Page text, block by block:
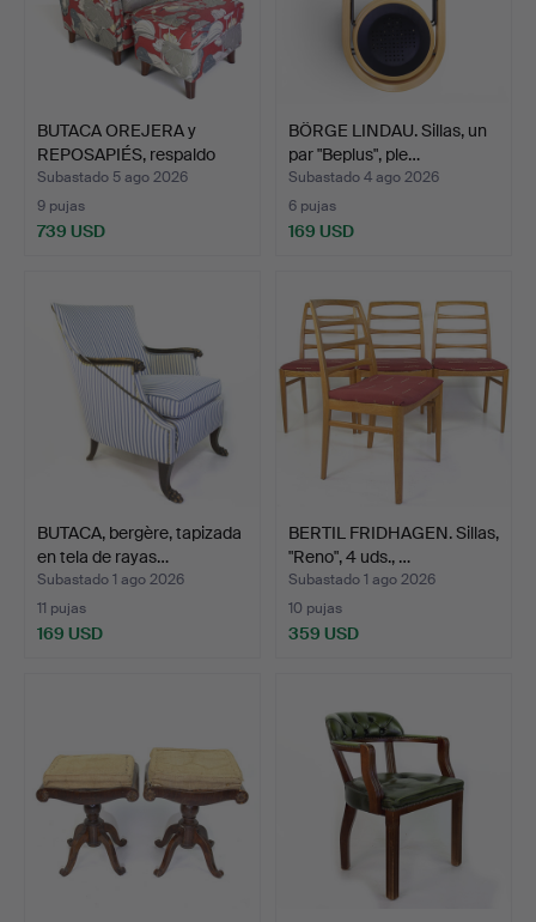
BUTACA OREJERA y
REPOSAPIÉS, respaldo
ajus…
Subastado 5 ago 2026
9 pujas
739 USD
BÖRGE LINDAU. Sillas, un
par "Beplus", ple…
Subastado 4 ago 2026
6 pujas
169 USD
BUTACA, bergère, tapizada
en tela de rayas…
Subastado 1 ago 2026
11 pujas
169 USD
BERTIL FRIDHAGEN. Sillas,
"Reno", 4 uds., …
Subastado 1 ago 2026
10 pujas
359 USD